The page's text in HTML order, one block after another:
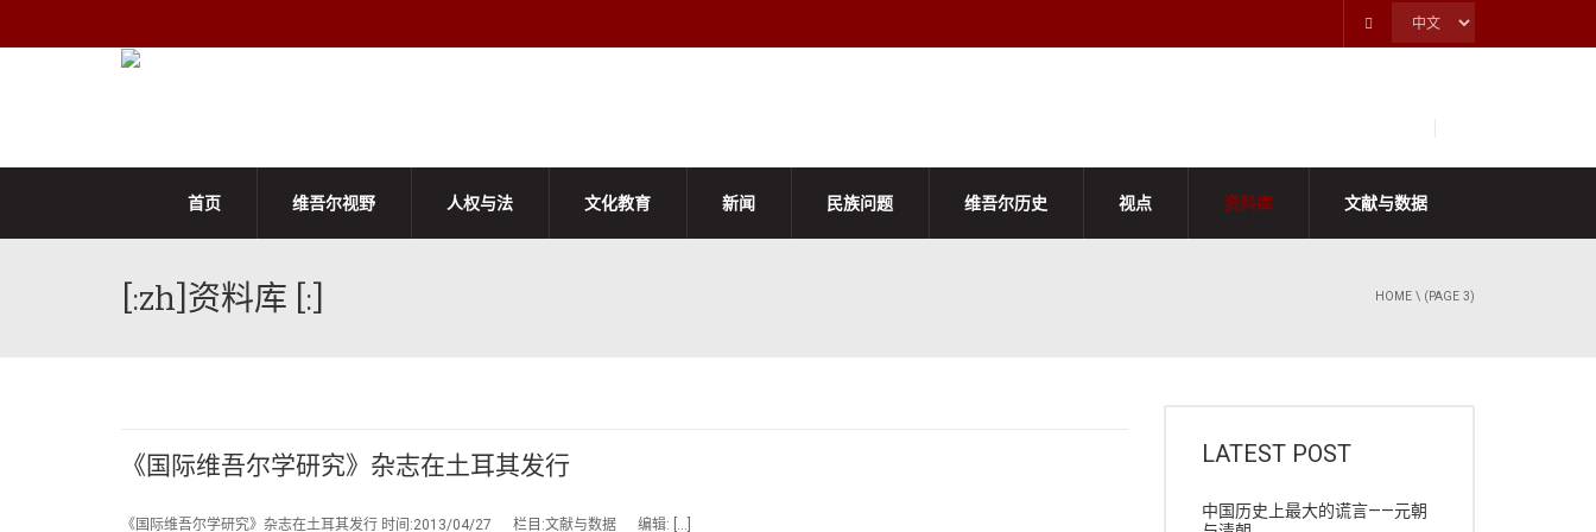
首页 维吾尔视野 人权与法 文化教育 新闻 民族问题 维吾尔历史 视点 资料库 文献与数据
[:zh]资料库 [:] HOME \ (PAGE 3)
《国际维吾尔学研究》杂志在土耳其发行
《国际维吾尔学研究》杂志在土耳其发行 时间:2013/04/27 栏目:文献与数据 编辑: […]
LATEST POST
中国历史上最大的谎言——元朝